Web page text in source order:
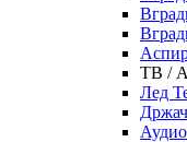
ТВ /
Лед